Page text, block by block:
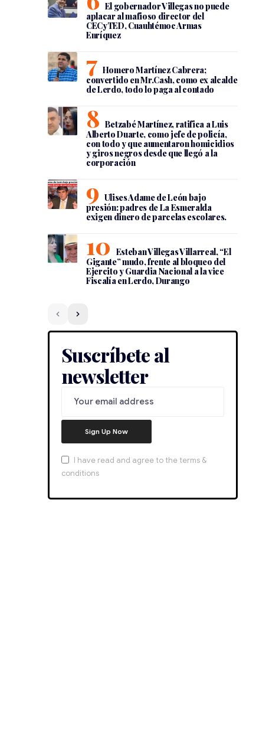
El gobernador Villegas no puede
aplacar al mafioso director del
CECyTED, Cuauhtémoc Armas
Enríquez
Homero Martínez Cabrera;
convertido en Mr.Cash, como ex alcalde
de Lerdo, todo lo paga al contado
Betzabé Martínez, ratifica a Luis
Alberto Duarte, como jefe de policía,
con todo y que aumentaron homicidios
y giros negros desde que llegó a la
corporación
Ulises Adame de León bajo
presión: padres de La Esmeralda
exigen dinero de parcelas escolares.
Esteban Villegas Villarreal, “El
Gigante” mudo, frente al bloqueo del
Ejercito y Guardia Nacional a la vice
Fiscalía en Lerdo, Durango
Suscríbete al
newsletter
I have read and agree to the terms &
conditions